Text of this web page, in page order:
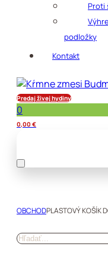
Proti
podložky
Kontakt
Predaj živej hydiny
0
0,00 €
OBCHODPLASTOVÝ KOŠÍK